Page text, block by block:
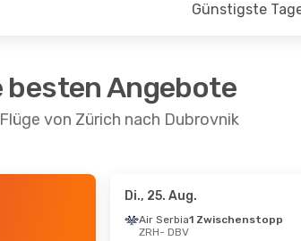
Günstigste
besten Angebote
von Zürich nach Dubrovnik
Direkt
Di., 25. Aug.
Air Serbia1 Zwischenstopp
ZRH- DBV